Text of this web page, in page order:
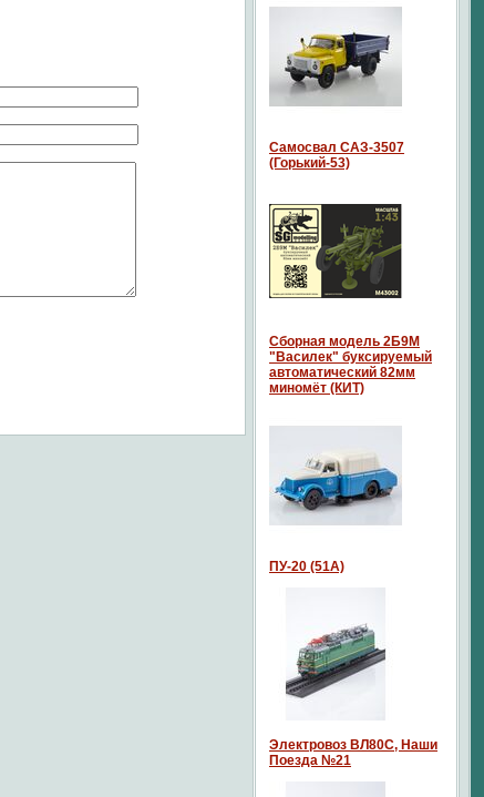
Самосвал САЗ-3507
(Горький-53)
Сборная модель 2Б9М
"Василек" буксируемый
автоматический 82мм
миномёт (КИТ)
ПУ-20 (51А)
Электровоз ВЛ80С, Наши
Поезда №21